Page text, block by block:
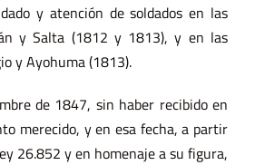
y atención de soldados en las
y Salta (1812 y 1813), y en las
y Ayohuma (1813).
de 1847, sin haber recibido en
merecido, y en esa fecha, a partir
26.852 y en homenaje a su figura,